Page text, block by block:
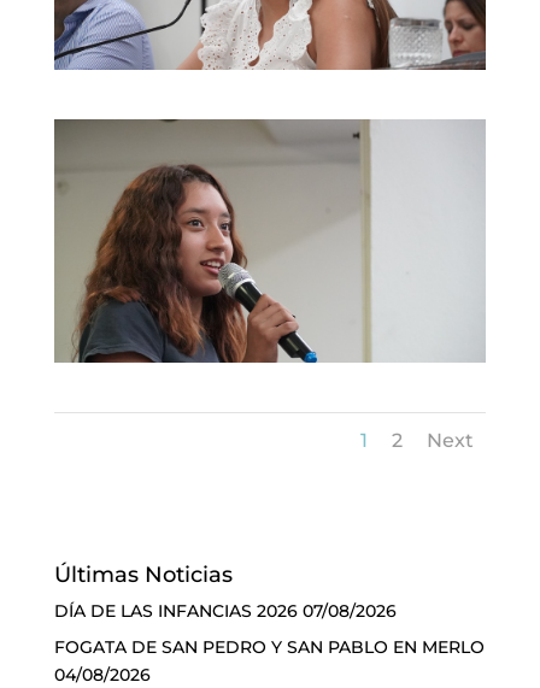
1 2 Next
Últimas Noticias
DÍA DE LAS INFANCIAS 2026 07/08/2026
FOGATA DE SAN PEDRO Y SAN PABLO EN MERLO
04/08/2026